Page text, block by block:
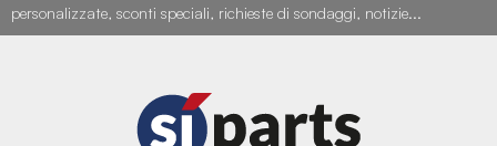
personalizzate, sconti speciali, richieste di sondaggi, notizie...